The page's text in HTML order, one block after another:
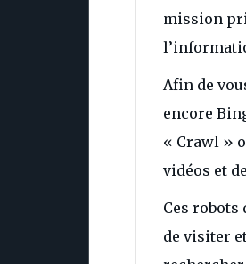
mission
Afin de
encore
« Crawl »
vidéos et
Ces
de visiter